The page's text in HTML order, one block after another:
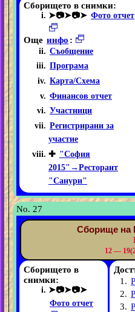
Сборището в снимки:
➤📷➤📷➤ Фото отчет
Още инфо :
Съобщение
Програма
Карта/Схема
Финансов отчет
Участници
Регистрирани за
участие
✚ "София
2015"→Ресторант
"Санури"
No. 27
Сборище на
12 —
Сборището в
снимки:
➤📷➤📷➤
Фото отчет
1.
2.
3.